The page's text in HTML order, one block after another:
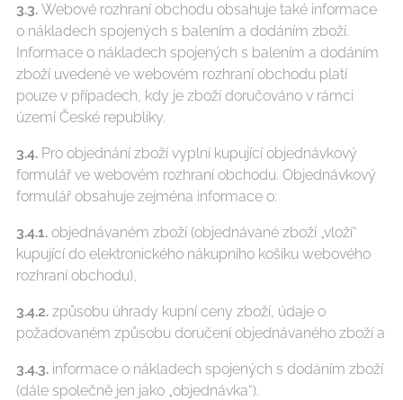
3.3. Webové rozhraní obchodu obsahuje také informace
o nákladech spojených s balením a dodáním zboží.
Informace o nákladech spojených s balením a dodáním
zboží uvedené ve webovém rozhraní obchodu platí
pouze v případech, kdy je zboží doručováno v rámci
území České republiky.
3.4. Pro objednání zboží vyplní kupující objednávkový
formulář ve webovém rozhraní obchodu. Objednávkový
formulář obsahuje zejména informace o:
3.4.1. objednávaném zboží (objednávané zboží „vloží“
kupující do elektronického nákupního košíku webového
rozhraní obchodu),
3.4.2. způsobu úhrady kupní ceny zboží, údaje o
požadovaném způsobu doručení objednávaného zboží a
3.4.3. informace o nákladech spojených s dodáním zboží
(dále společně jen jako „objednávka“).